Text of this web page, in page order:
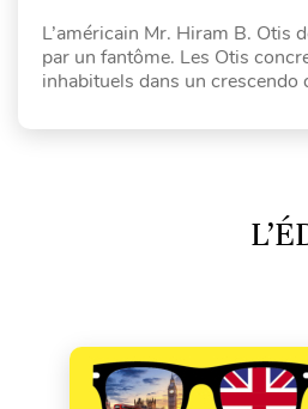
L’américain Mr. Hiram B. Otis
par un fantôme. Les Otis
inhabituels dans un crescendo